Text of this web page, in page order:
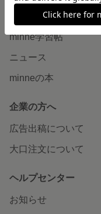
minneとものづくりと
minne学習帖
ニュース
minneの本
企業の方へ
広告出稿について
大口注文について
ヘルプセンター
お知らせ